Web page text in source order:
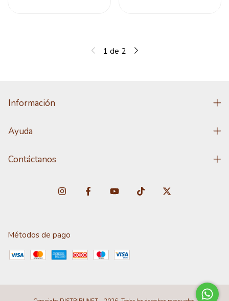
1 de 2
Información
Ayuda
Contáctanos
Métodos de pago